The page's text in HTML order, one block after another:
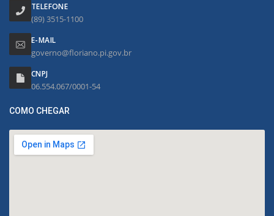
TELEFONE
(89) 3515-1100
E-MAIL
governo@floriano.pi.gov.br
CNPJ
06.554.067/0001-54
COMO CHEGAR